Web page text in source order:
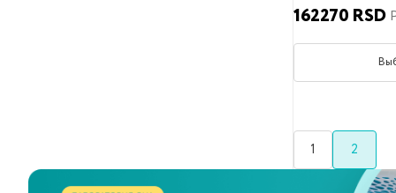
Без декора
162270 RSD
1 2